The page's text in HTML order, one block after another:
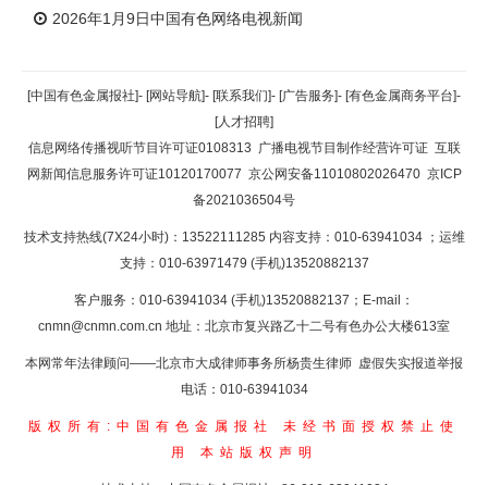
2026年1月9日中国有色网络电视新闻
[中国有色金属报社]- [网站导航]- [联系我们]- [广告服务]- [有色金属商务平台]-
[人才招聘]
信息网络传播视听节目许可证0108313 广播电视节目制作经营许可证 互联
网新闻信息服务许可证10120170077 京公网安备11010802026470 京ICP
备2021036504号
技术支持热线(7X24小时)：13522111285 内容支持：010-63941034 ；运维
支持：010-63971479 (手机)13520882137
客户服务：010-63941034 (手机)13520882137；E-mail：
cnmn@cnmn.com.cn 地址：北京市复兴路乙十二号有色办公大楼613室
本网常年法律顾问——北京市大成律师事务所杨贵生律师 虚假失实报道举报
电话：010-63941034
版权所有:中国有色金属报社
未经书面授权禁止使
用 本站版权声明